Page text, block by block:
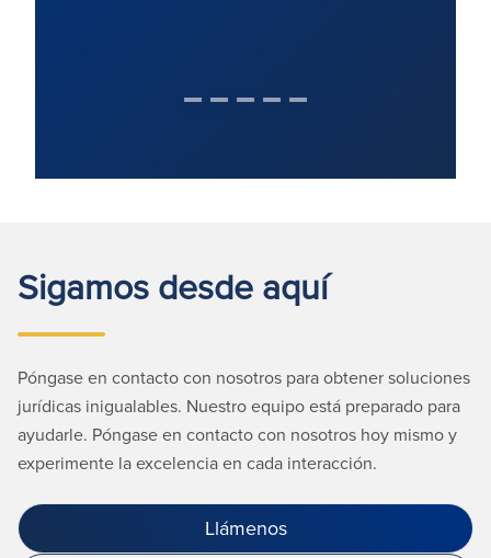
Sigamos desde aquí
Póngase en contacto con nosotros para obtener soluciones
jurídicas inigualables. Nuestro equipo está preparado para
ayudarle. Póngase en contacto con nosotros hoy mismo y
experimente la excelencia en cada interacción.
Llámenos